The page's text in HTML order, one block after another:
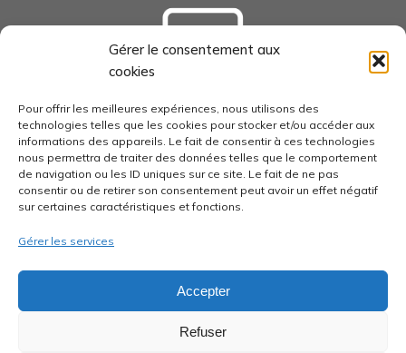
Gérer le consentement aux
cookies
Pour offrir les meilleures expériences, nous utilisons des
technologies telles que les cookies pour stocker et/ou accéder aux
informations des appareils. Le fait de consentir à ces technologies
nous permettra de traiter des données telles que le comportement
de navigation ou les ID uniques sur ce site. Le fait de ne pas
consentir ou de retirer son consentement peut avoir un effet négatif
sur certaines caractéristiques et fonctions.
Gérer les services
Accepter
Refuser
economie-pays-loudunais.fr
pays-loudunais.fr